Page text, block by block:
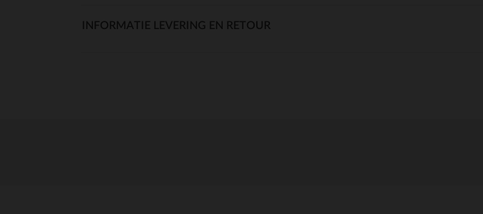
INFORMATIE LEVERING EN RETOUR